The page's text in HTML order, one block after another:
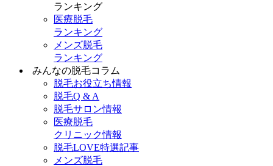
ランキング
医療脱毛
ランキング
メンズ脱毛
ランキング
みんなの脱毛コラム
脱毛お役立ち情報
脱毛Q & A
脱毛サロン情報
医療脱毛
クリニック情報
脱毛LOVE特選記事
メンズ脱毛